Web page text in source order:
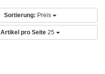
Sortierung: Preis
Artikel pro Seite 25